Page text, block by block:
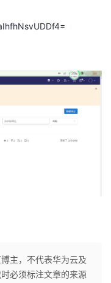
主，不代表华为云及
必须标注文章的来源